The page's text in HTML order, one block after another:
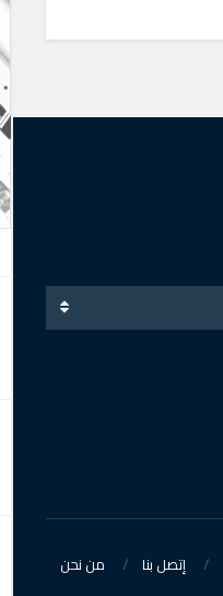
إتصل بنا من نحن